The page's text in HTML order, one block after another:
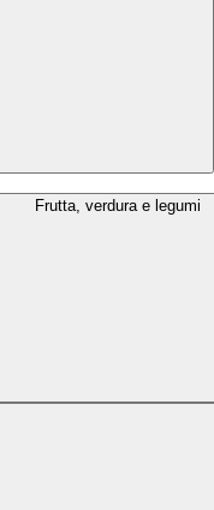
Frutta, verdura e legumi